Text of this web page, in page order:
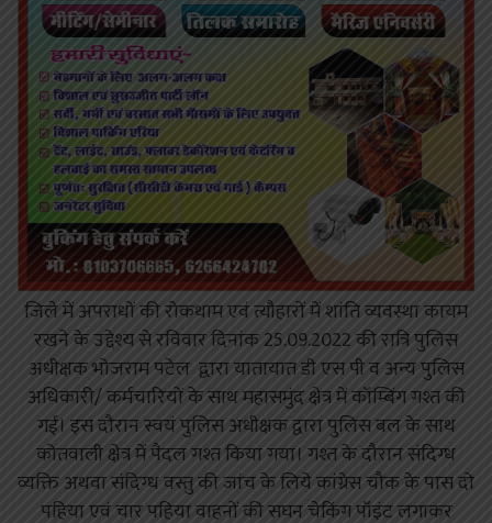
जिले में अपराधों की रोकथाम एवं त्यौहारों में शांति व्यवस्था कायम
रखने के उद्देश्य से रविवार दिनांक 25.09.2022 की रात्रि पुलिस
अधीक्षक भोजराम पटेल द्वारा यातायात डी एस पी व अन्य पुलिस
अधिकारी/ कर्मचारियों के साथ महासमुंद क्षेत्र में कॉम्बिंग गश्त की
गई। इस दौरान स्वयं पुलिस अधीक्षक द्वारा पुलिस बल के साथ
कोतवाली क्षेत्र में पैदल गश्त किया गया। गश्त के दौरान संदिग्ध
व्यक्ति अथवा संदिग्ध वस्तु की जांच के लिये कांग्रेस चौक के पास दो
पहिया एवं चार पहिया वाहनों की सघन चेकिंग पॉइंट लगाकर